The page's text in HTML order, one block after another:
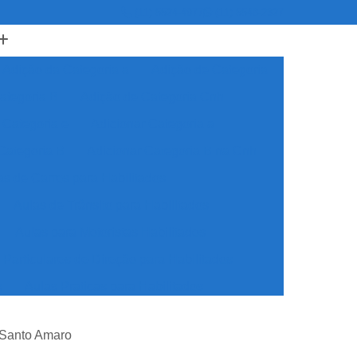
Auto Escola para Cnh Especial
Amaro